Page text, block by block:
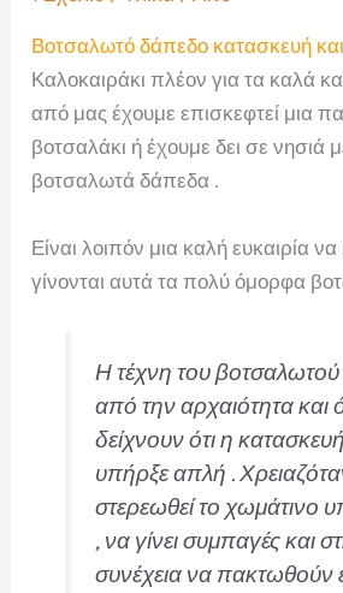
Βοτσαλωτό δάπεδο κατασκευή
Καλοκαιράκι πλέον για τα καλά
από μας έχουμε επισκεφτεί μια
βοτσαλάκι ή έχουμε δει σε νησιά
βοτσαλωτά δάπεδα .
Είναι λοιπόν μια καλή ευκαιρία
γίνονται αυτά τα πολύ όμορφα
Η τέχνη του βοτσαλωτού
από την αρχαιότητα και
δείχνουν ότι η
υπήρξε απλή .
στερεωθεί το χωμάτινο
, να γίνει συμπαγές και
συνέχεια να